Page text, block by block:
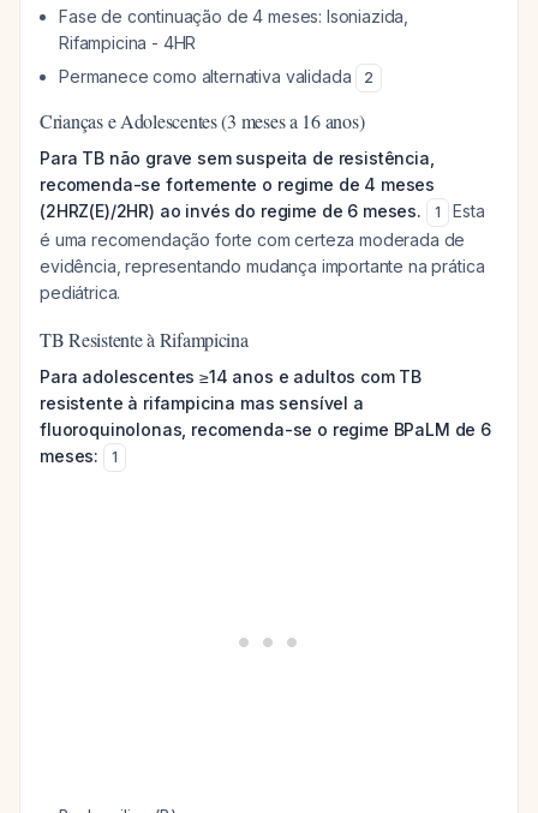
Fase de continuação de 4 meses: Isoniazida,
Rifampicina - 4HR
Permanece como alternativa validada
2
Crianças e Adolescentes (3 meses a 16 anos)
Para TB não grave sem suspeita de resistência,
recomenda-se fortemente o regime de 4 meses
(2HRZ(E)/2HR) ao invés do regime de 6 meses.
1
Esta
é uma recomendação forte com certeza moderada de
evidência, representando mudança importante na prática
pediátrica.
TB Resistente à Rifampicina
Para adolescentes ≥14 anos e adultos com TB
resistente à rifampicina mas sensível a
fluoroquinolonas, recomenda-se o regime BPaLM de 6
meses:
1